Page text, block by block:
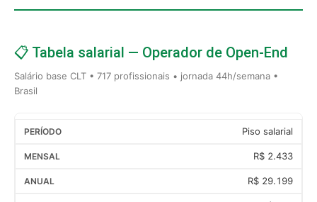
📋 Tabela salarial — Operador de Open-End
Salário base CLT • 717 profissionais • jornada 44h/semana •
Brasil
Piso salarial
R$ 2.433
R$ 29.199